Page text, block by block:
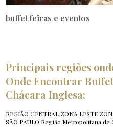
buffet feiras e eventos
Principais regiões
Onde Encontrar
Chácara Inglesa:
REGIÃO CENTRAL ZONA LESTE
SÃO PAULO Região Metropolitana de